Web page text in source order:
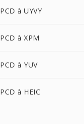
PCD à UYVY
PCD à XPM
PCD à YUV
PCD à HEIC